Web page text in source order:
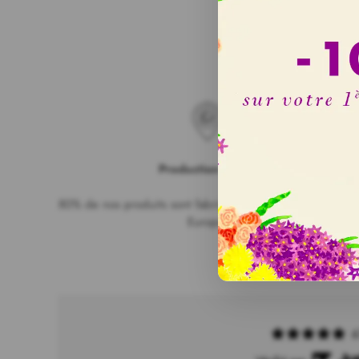
Production locale
80% de nos produits sont fabriqués en France et 90% en
Europe.